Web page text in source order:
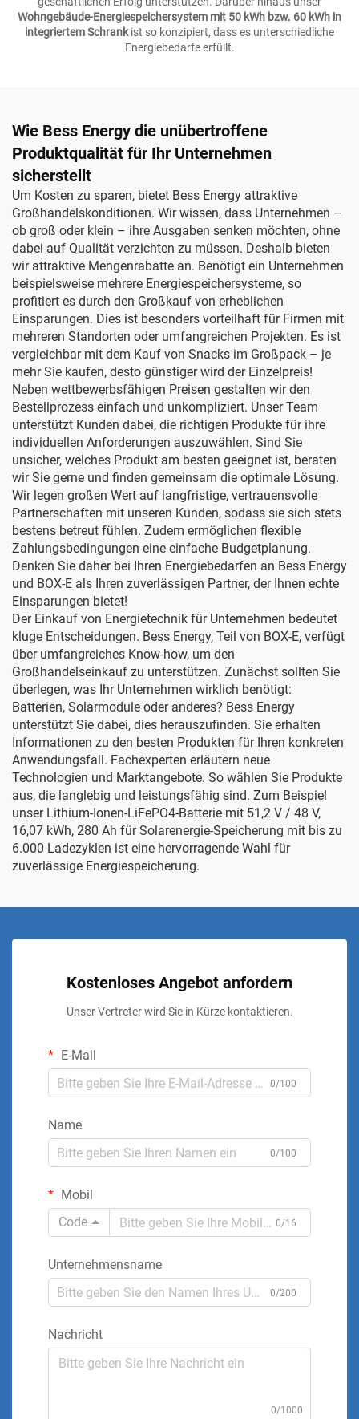
Wohngebäude-Energiespeichersystem mit 50 kWh bzw. 60 kWh in
integriertem Schrankist so konzipiert, dass es unterschiedliche
Energiebedarfe erfüllt.
Wie Bess Energy die unübertroffene
Produktqualität für Ihr Unternehmen
sicherstellt
Um Kosten zu sparen, bietet Bess Energy attraktive
Großhandelskonditionen. Wir wissen, dass Unternehmen –
ob groß oder klein – ihre Ausgaben senken möchten, ohne
dabei auf Qualität verzichten zu müssen. Deshalb bieten
wir attraktive Mengenrabatte an. Benötigt ein Unternehmen
beispielsweise mehrere Energiespeichersysteme, so
profitiert es durch den Großkauf von erheblichen
Einsparungen. Dies ist besonders vorteilhaft für Firmen mit
mehreren Standorten oder umfangreichen Projekten. Es ist
vergleichbar mit dem Kauf von Snacks im Großpack – je
mehr Sie kaufen, desto günstiger wird der Einzelpreis!
Neben wettbewerbsfähigen Preisen gestalten wir den
Bestellprozess einfach und unkompliziert. Unser Team
unterstützt Kunden dabei, die richtigen Produkte für ihre
individuellen Anforderungen auszuwählen. Sind Sie
unsicher, welches Produkt am besten geeignet ist, beraten
wir Sie gerne und finden gemeinsam die optimale Lösung.
Wir legen großen Wert auf langfristige, vertrauensvolle
Partnerschaften mit unseren Kunden, sodass sie sich stets
bestens betreut fühlen. Zudem ermöglichen flexible
Zahlungsbedingungen eine einfache Budgetplanung.
Denken Sie daher bei Ihren Energiebedarfen an Bess Energy
und BOX-E als Ihren zuverlässigen Partner, der Ihnen echte
Einsparungen bietet!
Der Einkauf von Energietechnik für Unternehmen bedeutet
kluge Entscheidungen. Bess Energy, Teil von BOX-E, verfügt
über umfangreiches Know-how, um den
Großhandelseinkauf zu unterstützen. Zunächst sollten Sie
überlegen, was Ihr Unternehmen wirklich benötigt:
Batterien, Solarmodule oder anderes? Bess Energy
unterstützt Sie dabei, dies herauszufinden. Sie erhalten
Informationen zu den besten Produkten für Ihren konkreten
Anwendungsfall. Fachexperten erläutern neue
Technologien und Marktangebote. So wählen Sie Produkte
aus, die langlebig und leistungsfähig sind. Zum Beispiel
unser Lithium-Ionen-LiFePO4-Batterie mit 51,2 V / 48 V,
16,07 kWh, 280 Ah für Solarenergie-Speicherung mit bis zu
6.000 Ladezyklen ist eine hervorragende Wahl für
zuverlässige Energiespeicherung.
Kostenloses Angebot anfordern
Unser Vertreter wird Sie in Kürze kontaktieren.
E-Mail
0/100
Name
0/100
Mobil
Code
0/16
Unternehmensname
0/200
Nachricht
0/1000